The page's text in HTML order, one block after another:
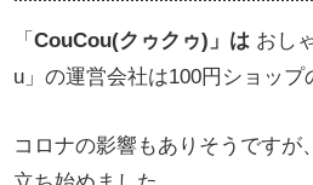
「 CouCou(クゥクゥ)」は おし
u」の運営会社は100円ショップ
コロナの影響もありそうですが